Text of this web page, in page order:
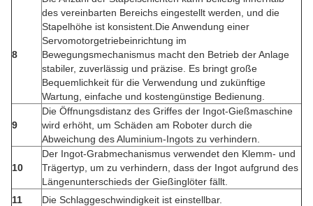
8
des vereinbarten Bereichs eingestellt werden, und die
Stapelhöhe ist konsistent.Die Anwendung einer
Servomotorgetriebeinrichtung im
Bewegungsmechanismus macht den Betrieb der Anlage
stabiler, zuverlässig und präzise. Es bringt große
Bequemlichkeit für die Verwendung und zukünftige
Wartung, einfache und kostengünstige Bedienung.
9
Die Öffnungsdistanz des Griffes der Ingot-Gießmaschine
wird erhöht, um Schäden am Roboter durch die
Abweichung des Aluminium-Ingots zu verhindern.
10
Der Ingot-Grabmechanismus verwendet den Klemm- und
Trägertyp, um zu verhindern, dass der Ingot aufgrund des
Längenunterschieds der Gießinglöter fällt.
11
Die Schlaggeschwindigkeit ist einstellbar.